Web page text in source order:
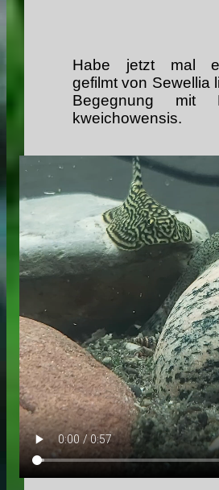
Habe jetzt mal
gefilmt von Sewellia
Begegnung mit
kweichowensis.